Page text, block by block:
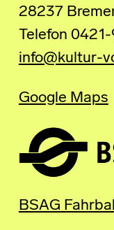
28237
Telefon
info@kultur-
Google Maps
BSAG